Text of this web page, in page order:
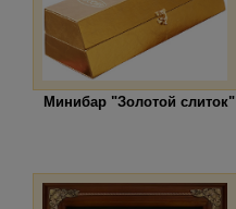
Минибар "Золотой слиток"